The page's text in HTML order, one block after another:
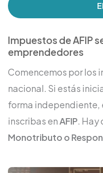
Impuestos de AFIP
emprendedores
Comencemos por los
nacional. Si estás
forma independiente,
inscribas enAFIP. Hay
Monotributo o